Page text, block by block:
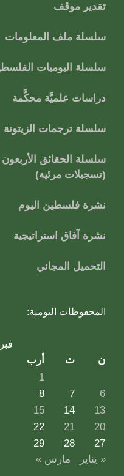
تقدير موقف
سلسلة ملف المعلومات
سلسلة اليوميات
دراسات علميَّة محكَّمة
سلسلة ترجمات الزيتونة
سلسلة الحقائق
(تسجيلات مرئية)
نشرة فلسطين اليوم
نشرة آفاق استراتيجية
التحميل المجاني
المحفوظات اليومية:
ن
ث أرب
1
6
7
8
13
14
15
20
21
22
27
28
29
« يناير
مارس »